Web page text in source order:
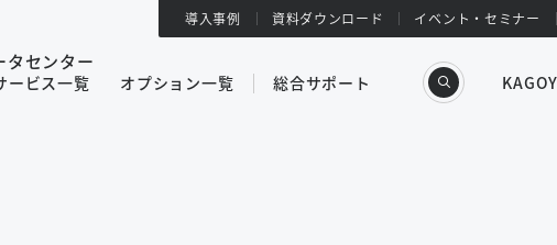
タセンター
導入事例 資料ダウンロード イベント・セミナー
ービス一覧 オプション一覧 総合サポート